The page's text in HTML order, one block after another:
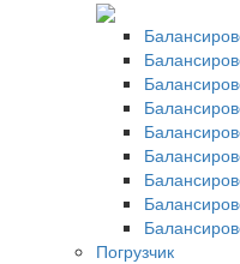
Погрузчик